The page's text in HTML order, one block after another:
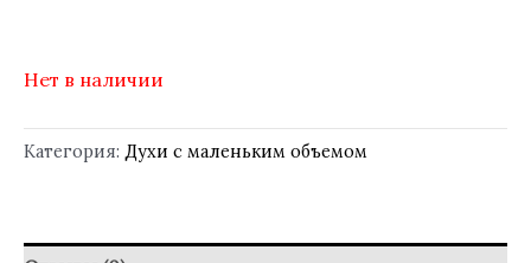
Нет в наличии
Категория: Духи с маленьким объемом